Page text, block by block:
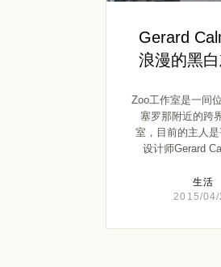
Gerard
浪漫的黑
Zoo工作室是一间
塞罗那附近的跨
室，目前的主人
设计师Gerard
生活
2015/04/